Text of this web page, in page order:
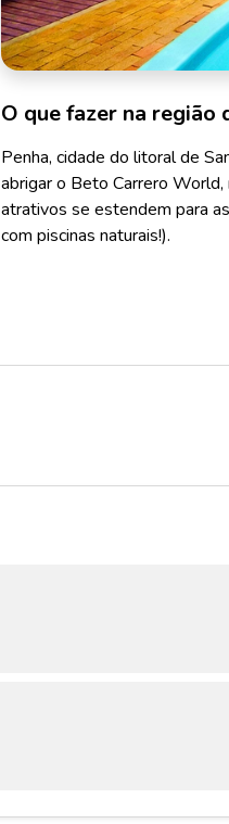
O que fazer na região
Penha, cidade do litoral de
abrigar o Beto Carrero
atrativos se estendem para
com piscinas naturais!).